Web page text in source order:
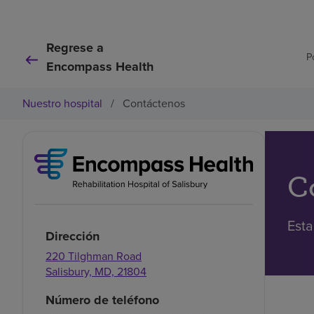
Regrese a
Encompass Health
Nuestro hospital / Contáctenos
Dirección
220 Tilghman Road
Salisbury, MD, 21804
Número de teléfono